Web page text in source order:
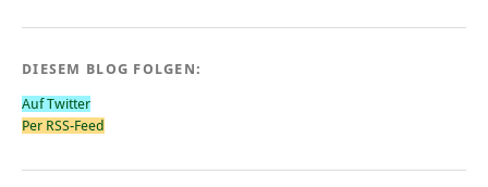
DIESEM BLOG FOLGEN:
Auf Twitter
Per RSS-Feed